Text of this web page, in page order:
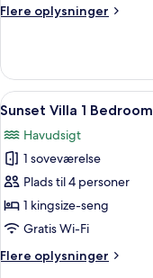
Bedrooms
Flere oplysninger
Flere
Citrus
Villa
3
Indlæs
alle
billeder
af
Sunset
Villa
1
5
Sunset Villa 1 Bedroom
Havudsigt
1 soveværelse
Plads til 4 personer
1 kingsize-seng
Gratis Wi-Fi
Flere oplysninger
Flere